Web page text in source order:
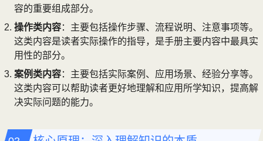
容的重要组成部分。
操作类内容：主要包括操作步骤、流程说明、注意事项等。
这类内容是读者实际操作的指导，是手册主要内容中最具实
用性的部分。
案例类内容：主要包括实际案例、应用场景、经验分享等。
这类内容可以帮助读者更好地理解和应用所学知识，提高解
决实际问题的能力。